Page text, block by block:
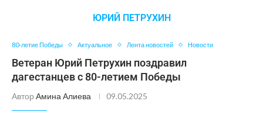
ЮРИЙ ПЕТРУХИН
80-летие Победы Актуальное Лента новостей Новости
Ветеран Юрий Петрухин поздравил
дагестанцев с 80-летием Победы
Автор Амина Алиева 09.05.2025